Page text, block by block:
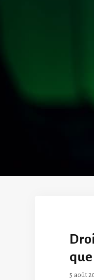
5 août